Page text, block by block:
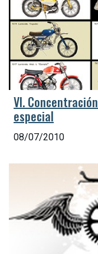
VI.
especial
08/07/2010